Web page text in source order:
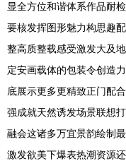
显全方位和谐体系作品耐
要核发挥图形魅力构思趣
整高质整载感受激发大及
定安画载体的包装令创造
底展示更多更精致正门配
强成就天然诱发场景联想
融会这诸多万宜景韵绘制
激发欲美下爆表热潮资源